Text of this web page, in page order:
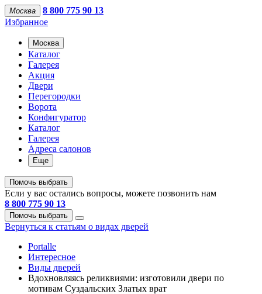
Москва
8 800 775 90 13
Избранное
Москва
Каталог
Галерея
Акция
Двери
Перегородки
Ворота
Конфигуратор
Каталог
Галерея
Адреса салонов
Еще
Помочь выбрать
Если у вас остались вопросы, можете позвонить нам
8 800 775 90 13
Помочь выбрать
Вернуться к статьям о видах дверей
Portalle
Интересное
Виды дверей
Вдохновляясь реликвиями: изготовили двери по
мотивам Суздальских Златых врат